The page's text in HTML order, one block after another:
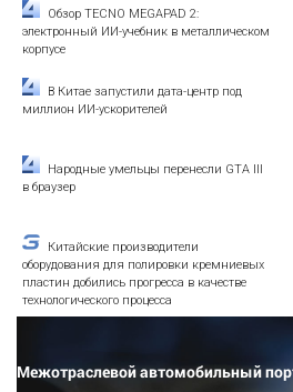
Обзор TECNO MEGAPAD 2:
электронный ИИ-учебник в металлическом
корпусе
В Китае запустили дата-центр под
миллион ИИ-ускорителей
Народные умельцы перенесли GTA III
в браузер
Китайские производители
оборудования для полировки кремниевых
пластин добились прогресса в качестве
технологического процесса
Межотраслевой автомобильный